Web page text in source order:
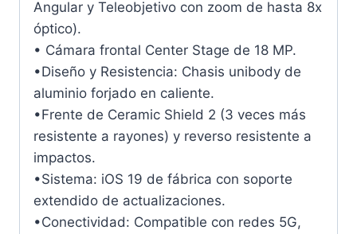
Angular y Teleobjetivo con zoom de hasta 8x
óptico).
• Cámara frontal Center Stage de 18 MP.
•Diseño y Resistencia: Chasis unibody de
aluminio forjado en caliente.
•Frente de Ceramic Shield 2 (3 veces más
resistente a rayones) y reverso resistente a
impactos.
•Sistema: iOS 19 de fábrica con soporte
extendido de actualizaciones.
•Conectividad: Compatible con redes 5G,